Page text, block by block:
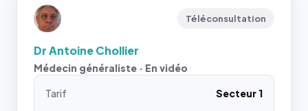
Téléconsultation
Dr Antoine Chollier
Médecin généraliste · En vidéo
Tarif
Secteur 1